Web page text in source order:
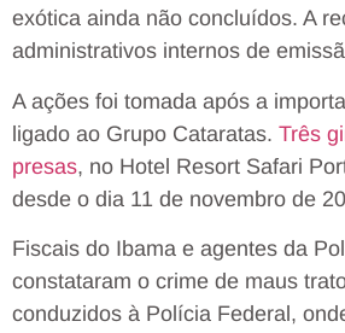
exótica ainda não concluídos. A
administrativos internos de
A ações foi tomada após a
ligado ao Grupo Cataratas. Três
presas, no Hotel Resort Safari
desde o dia 11 de novembro de
Fiscais do Ibama e agentes da
constataram o crime de maus
conduzidos à Polícia Federal,